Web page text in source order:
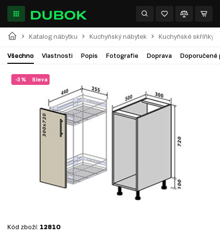
Katalog nábytku Kuchyňský nábytek Kuchyňské skříňky
Všechno Vlastnosti Popis Fotografie Doprava Doporučené
Sleva
-3 %
Kód zboží: 12810